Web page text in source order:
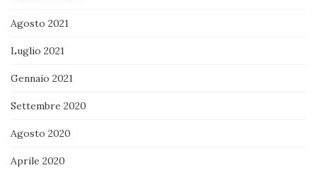
Agosto 2021
Luglio 2021
Gennaio 2021
Settembre 2020
Agosto 2020
Aprile 2020